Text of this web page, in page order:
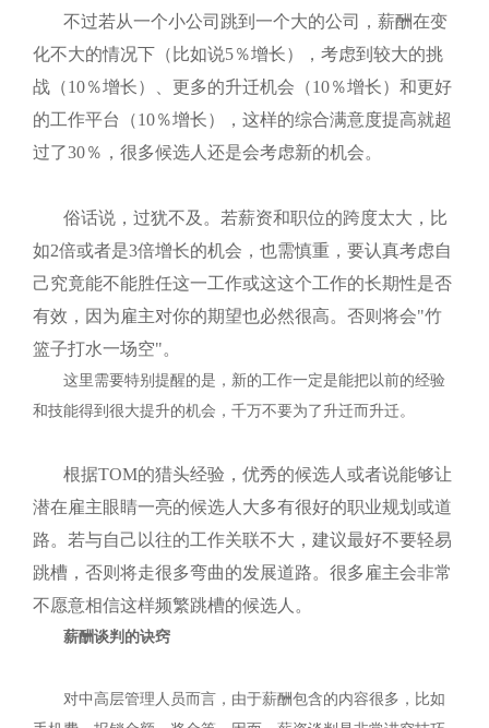
不过若从一个小公司跳到一个大的公司，薪酬在变
化不大的情况下（比如说5％增长），考虑到较大的挑
战（10％增长）、更多的升迁机会（10％增长）和更好
的工作平台（10％增长），这样的综合满意度提高就超
过了30％，很多候选人还是会考虑新的机会。
俗话说，过犹不及。若薪资和职位的跨度太大，比
如2倍或者是3倍增长的机会，也需慎重，要认真考虑自
己究竟能不能胜任这一工作或这这个工作的长期性是否
有效，因为雇主对你的期望也必然很高。否则将会"竹
篮子打水一场空"。
这里需要特别提醒的是，新的工作一定是能把以前的经验
和技能得到很大提升的机会，千万不要为了升迁而升迁。
根据TOM的猎头经验，优秀的候选人或者说能够让
潜在雇主眼睛一亮的候选人大多有很好的职业规划或道
路。若与自己以往的工作关联不大，建议最好不要轻易
跳槽，否则将走很多弯曲的发展道路。很多雇主会非常
不愿意相信这样频繁跳槽的候选人。
薪酬谈判的诀窍
对中高层管理人员而言，由于薪酬包含的内容很多，比如